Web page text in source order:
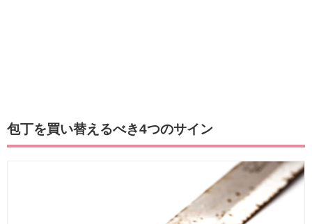
包丁を買い替えるべき4つのサイン